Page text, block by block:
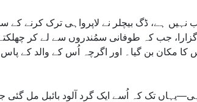
ہے، ڈگ بیچلر نے لاپرواہی ترک کرنے کے
جب کہ طوفانی سمُندروں سے لے کر
کا مکان بن گیا۔ اور اگرچہ اُس کے والد کے
تک کہ اُسے ایک گرد آلود بائبل مل